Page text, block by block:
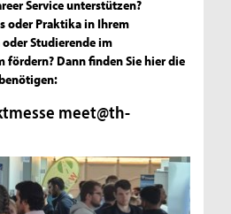
Service unterstützen?
oder Praktika in Ihrem
Studierende im
fördern? Dann finden Sie hier die
meet@th-